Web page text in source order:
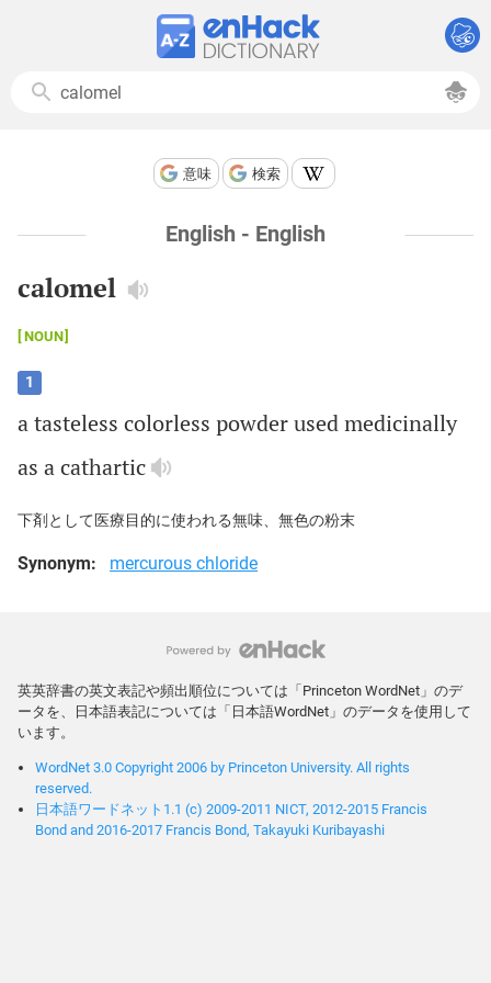
意味 検索
English - English
calomel
NOUN
1
atasteless colorless powderusedmedicinally
as acathartic
下剤として医療目的に使われる無味、無色の粉末
Synonym: mercurous chloride
英英辞書の英文表記や頻出順位については「Princeton WordNet」のデ
ータを、日本語表記については「日本語WordNet」のデータを使用して
います。
WordNet 3.0 Copyright 2006 by Princeton University. All rights
reserved.
日本語ワードネット1.1 (c) 2009-2011 NICT, 2012-2015 Francis
Bond and 2016-2017 Francis Bond, Takayuki Kuribayashi